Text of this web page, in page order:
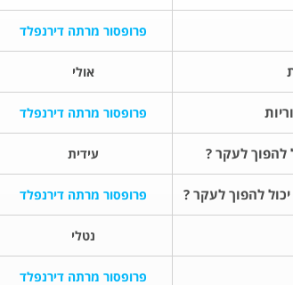
פרופסור מרתה דירנפלד
אולי
פרופסור מרתה דירנפלד
להפוך לעקר ? עידית
להפוך לעקר ? פרופסור מרתה דירנפלד
נטלי
פרופסור מרתה דירנפלד